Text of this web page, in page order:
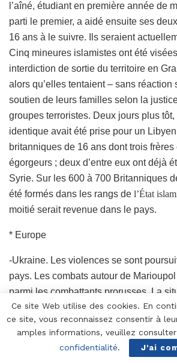
l’aîné, étudiant en première année de
parti le premier, a aidé ensuite ses
16 ans à le suivre. Ils seraient
Cinq mineures islamistes ont été
interdiction de sortie du territoire en
alors qu’elles tentaient – sans réaction
soutien de leurs familles selon la
groupes terroristes. Deux jours plus
identique avait été prise pour un
britanniques de 16 ans dont trois
égorgeurs ; deux d’entre eux ont déjà
Syrie. Sur les 600 à 700 Britanniques
été formés dans les rangs de l’État
moitié serait revenue dans le pays.
* Europe
-Ukraine. Les violences se sont
pays. Les combats autour de
parmi les combattants prorusses. La
tendue sur le terrain depuis quelques
de s’envenimer au niveau diplomatique.
Ce site Web utilise des cookies. En
ce site, vous reconnaissez consentir à
amples informations, veuillez
confidentialité. J'ai